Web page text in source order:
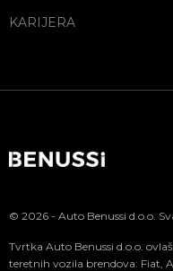
KARIJERA
© 2026 - Auto Benussi d.o.o.
Tvrtka Auto Benussi d.o.o.
teretnih vozila brendova: Fiat,